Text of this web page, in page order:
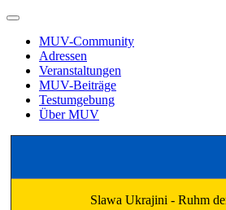
MUV-Community
Adressen
Veranstaltungen
MUV-Beiträge
Testumgebung
Über MUV
Slawa Ukrajini - Ruhm